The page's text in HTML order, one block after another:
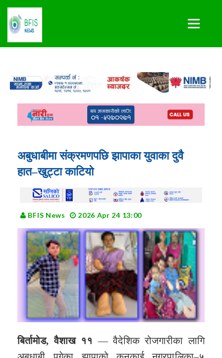
अबुधाबीमा संक्रमणपछि झापाका युवाका दुवै
हात–खुट्टा काटियो
BFIS News 2026 Apr 24 13:00
बिर्तामोड, वैशाख ११ — वैदेशिक रोजगारीका लागि